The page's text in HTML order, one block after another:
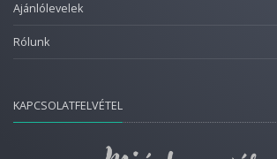
Ajánlólevelek
Rólunk
KAPCSOLATFELVÉTEL